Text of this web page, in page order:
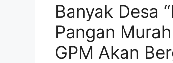
Banyak Desa
Pangan
GPM Akan